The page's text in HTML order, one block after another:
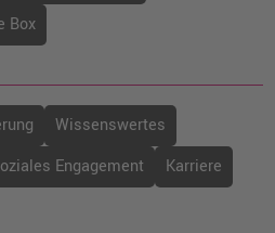
zzgl. Versand
· Blau
Box
Wissenswertes
Engagement
Karriere